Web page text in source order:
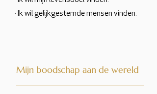
· Ik wil gelijkgestemde mensen vinden.
Mijn boodschap aan de wereld